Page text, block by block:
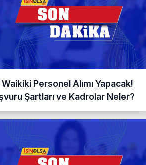
Waikiki Personel Alımı Yapacak!
Şartları ve Kadrolar Neler?